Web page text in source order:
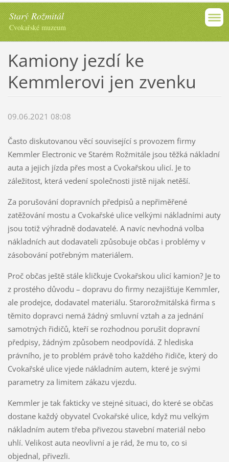
Starý Rožmitál
Cvokařské muzeum
Kamiony jezdí ke
Kemmlerovi jen zvenku
09.06.2021 08:08
Často diskutovanou věcí související s provozem firmy
Kemmler Electronic ve Starém Rožmitále jsou těžká nákladní
auta a jejich jízda přes most a Cvokařskou ulicí. Je to
záležitost, která vedení společnosti jistě nijak netěší.
Za porušování dopravních předpisů a nepřiměřené
zatěžování mostu a Cvokařské ulice velkými nákladními auty
jsou totiž výhradně dodavatelé. A navíc nevhodná volba
nákladních aut dodavateli způsobuje občas i problémy v
zásobování potřebným materiálem.
Proč občas ještě stále kličkuje Cvokařskou ulicí kamion? Je to
z prostého důvodu – dopravu do firmy nezajišťuje Kemmler,
ale prodejce, dodavatel materiálu. Starorožmitálská firma s
těmito dopravci nemá žádný smluvní vztah a za jednání
samotných řidičů, kteří se rozhodnou porušit dopravní
předpisy, žádným způsobem neodpovídá. Z hlediska
právního, je to problém právě toho každého řidiče, který do
Cvokařské ulice vjede nákladním autem, které je svými
parametry za limitem zákazu vjezdu.
Kemmler je tak fakticky ve stejné situaci, do které se občas
dostane každý obyvatel Cvokařské ulice, když mu velkým
nákladním autem třeba přivezou stavební materiál nebo
uhlí. Velikost auta neovlivní a je rád, že mu to, co si
objednal, přivezli.